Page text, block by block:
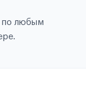
по любым